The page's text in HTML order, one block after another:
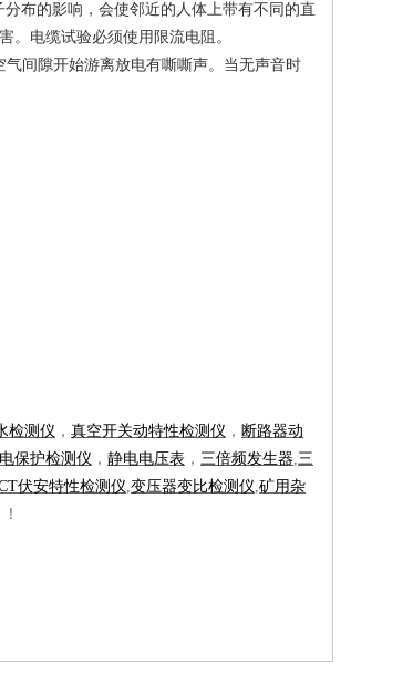
布的影响，会使邻近的人体上带有不同的直
。电缆试验必须使用限流电阻。
间隙开始游离放电有嘶嘶声。当无声音时
检测仪 ， 真空开关动特性检测仪 ， 断路器动
保护检测仪 ， 静电电压表 ， 三倍频发生器,三
伏安特性检测仪,变压器变比检测仪,矿用杂